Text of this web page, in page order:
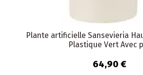
Plante artificielle Sansevieria
Plastique Vert Avec
64,90 €